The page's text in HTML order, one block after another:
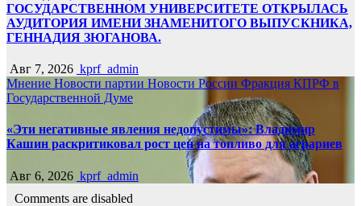
ГОСУДАРСТВЕННОМ УНИВЕРСИТЕТЕ ОТКРЫЛАСЬ
АУДИТОРИЯ ИМЕНИ ЗНАМЕНИТОГО ВЫПУСКНИКА,
ГЕННАДИЯ ЗЮГАНОВА.
Авг 7, 2026 kprf_admin
Мнение Новости партии Новости России Фракция КПРФ в
Государственной Думе
«Эти негативные явления недопустимы»: Владимир
Кашин раскритиковал рост цен на топливо для аграриев
Авг 6, 2026 kprf_admin
Comments are disabled